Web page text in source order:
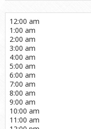
12:00 am
1:00 am
2:00 am
3:00 am
4:00 am
5:00 am
6:00 am
7:00 am
8:00 am
9:00 am
10:00 am
11:00 am